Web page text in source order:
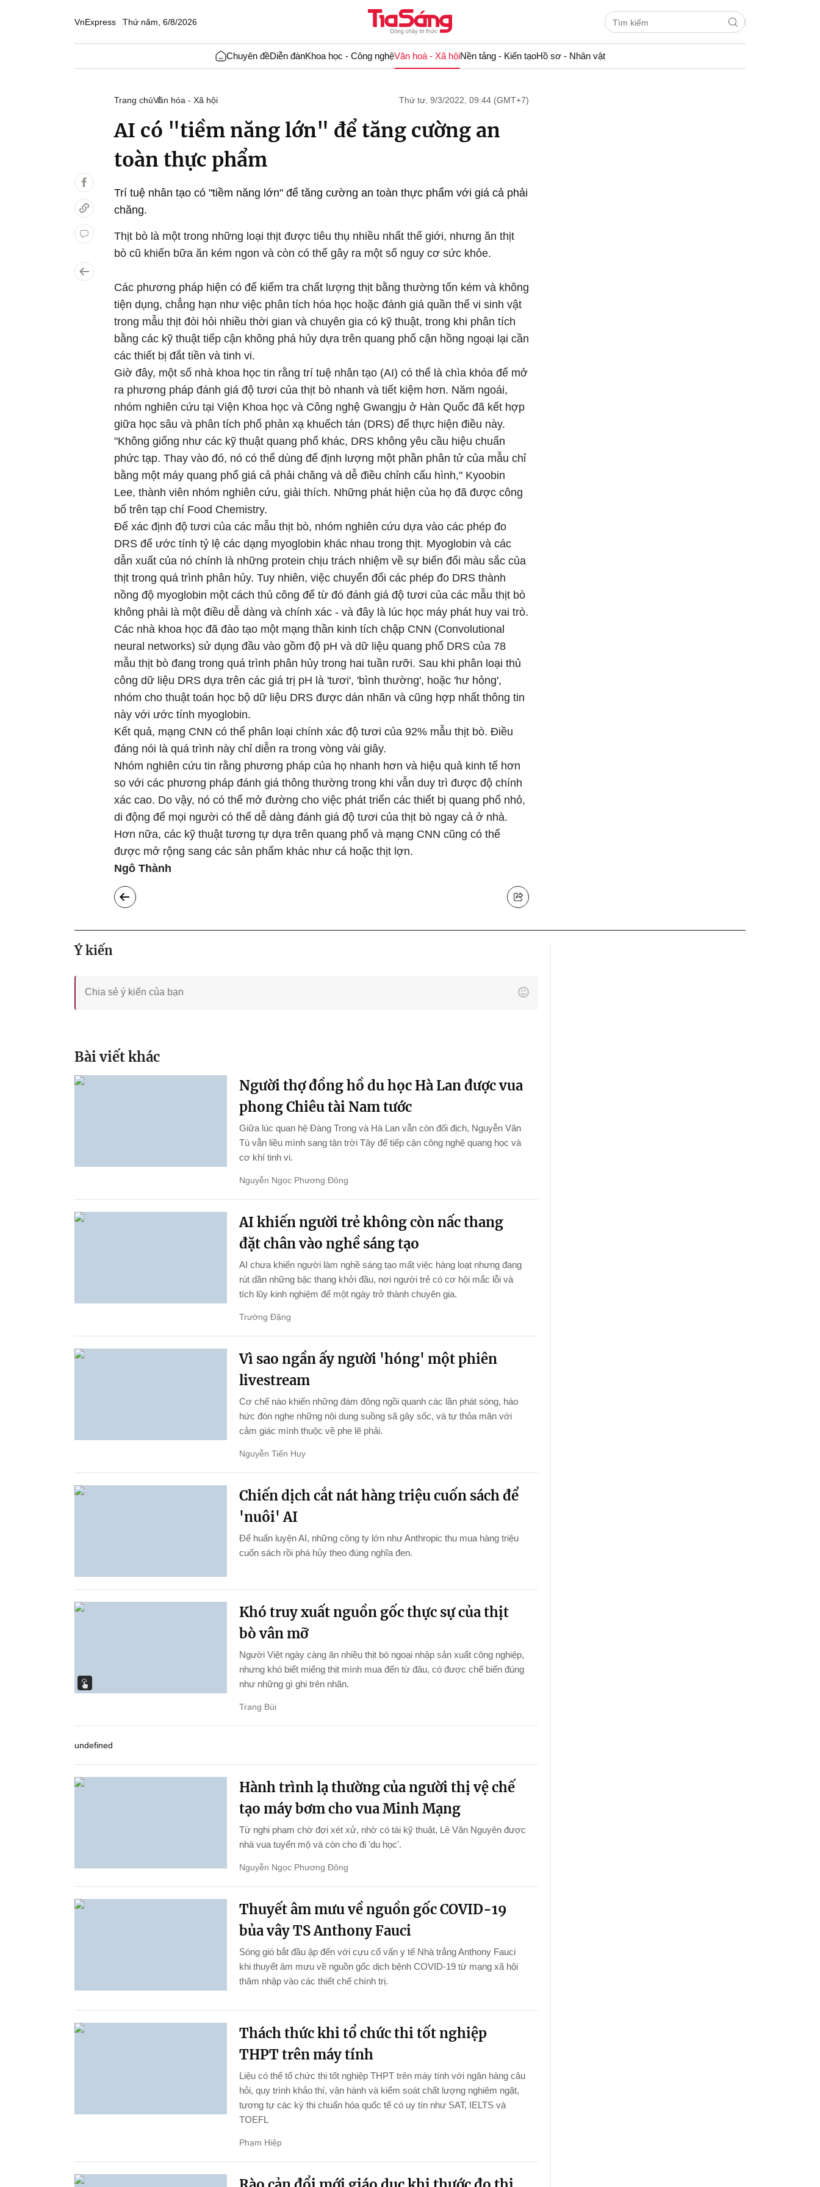
VnExpress Thứ năm, 6/8/2026
Chuyên đềDiễn đànKhoa học - Công nghệVăn hoá - Xã hộiNền tảng - Kiến tạoHồ sơ - Nhân vật
Trang chủVăn hóa - Xã hội Thứ tư, 9/3/2022, 09:44 (GMT+7)
AI có "tiềm năng lớn" để tăng cường an
toàn thực phẩm
Trí tuệ nhân tạo có "tiềm năng lớn" để tăng cường an toàn thực phẩm với giá cả phải
chăng.
Thịt bò là một trong những loại thịt được tiêu thụ nhiều nhất thế giới, nhưng ăn thịt
bò cũ khiến bữa ăn kém ngon và còn có thể gây ra một số nguy cơ sức khỏe.
Các phương pháp hiện có để kiểm tra chất lượng thịt bằng thường tốn kém và không
tiện dụng, chẳng hạn như việc phân tích hóa học hoặc đánh giá quần thể vi sinh vật
trong mẫu thịt đòi hỏi nhiều thời gian và chuyên gia có kỹ thuật, trong khi phân tích
bằng các kỹ thuật tiếp cận không phá hủy dựa trên quang phổ cận hồng ngoại lại cần
các thiết bị đắt tiền và tinh vi.
Giờ đây, một số nhà khoa học tin rằng trí tuệ nhân tạo (AI) có thể là chìa khóa để mở
ra phương pháp đánh giá độ tươi của thịt bò nhanh và tiết kiệm hơn. Năm ngoái,
nhóm nghiên cứu tại Viện Khoa học và Công nghệ Gwangju ở Hàn Quốc đã kết hợp
giữa học sâu và phân tích phổ phản xạ khuếch tán (DRS) để thực hiện điều này.
"Không giống như các kỹ thuật quang phổ khác, DRS không yêu cầu hiệu chuẩn
phức tạp. Thay vào đó, nó có thể dùng để định lượng một phần phân tử của mẫu chỉ
bằng một máy quang phổ giá cả phải chăng và dễ điều chỉnh cấu hình," Kyoobin
Lee, thành viên nhóm nghiên cứu, giải thích. Những phát hiện của họ đã được công
bố trên tạp chí Food Chemistry.
Để xác định độ tươi của các mẫu thịt bò, nhóm nghiên cứu dựa vào các phép đo
DRS để ước tính tỷ lệ các dạng myoglobin khác nhau trong thịt. Myoglobin và các
dẫn xuất của nó chính là những protein chịu trách nhiệm về sự biến đổi màu sắc của
thịt trong quá trình phân hủy. Tuy nhiên, việc chuyển đổi các phép đo DRS thành
nồng độ myoglobin một cách thủ công để từ đó đánh giá độ tươi của các mẫu thịt bò
không phải là một điều dễ dàng và chính xác - và đây là lúc học máy phát huy vai trò.
Các nhà khoa học đã đào tạo một mạng thần kinh tích chập CNN (Convolutional
neural networks) sử dụng đầu vào gồm độ pH và dữ liệu quang phổ DRS của 78
mẫu thịt bò đang trong quá trình phân hủy trong hai tuần rưỡi. Sau khi phân loại thủ
công dữ liệu DRS dựa trên các giá trị pH là 'tươi', 'bình thường', hoặc 'hư hỏng',
nhóm cho thuật toán học bộ dữ liệu DRS được dán nhãn và cũng hợp nhất thông tin
này với ước tính myoglobin.
Kết quả, mạng CNN có thể phân loại chính xác độ tươi của 92% mẫu thịt bò. Điều
đáng nói là quá trình này chỉ diễn ra trong vòng vài giây.
Nhóm nghiên cứu tin rằng phương pháp của họ nhanh hơn và hiệu quả kinh tế hơn
so với các phương pháp đánh giá thông thường trong khi vẫn duy trì được độ chính
xác cao. Do vậy, nó có thể mở đường cho việc phát triển các thiết bị quang phổ nhỏ,
di động để mọi người có thể dễ dàng đánh giá độ tươi của thịt bò ngay cả ở nhà.
Hơn nữa, các kỹ thuật tương tự dựa trên quang phổ và mạng CNN cũng có thể
được mở rộng sang các sản phẩm khác như cá hoặc thịt lợn.
Ngô Thành
Ý kiến
Bài viết khác
Người thợ đồng hồ du học Hà Lan được vua
phong Chiêu tài Nam tước
Giữa lúc quan hệ Đàng Trong và Hà Lan vẫn còn đối địch, Nguyễn Văn
Tú vẫn liều mình sang tận trời Tây để tiếp cận công nghệ quang học và
cơ khí tinh vi.
Nguyễn Ngọc Phương Đông
AI khiến người trẻ không còn nấc thang
đặt chân vào nghề sáng tạo
AI chưa khiến người làm nghề sáng tạo mất việc hàng loạt nhưng đang
rút dần những bậc thang khởi đầu, nơi người trẻ có cơ hội mắc lỗi và
tích lũy kinh nghiệm để một ngày trở thành chuyên gia.
Trường Đặng
Vì sao ngần ấy người 'hóng' một phiên
livestream
Cơ chế nào khiến những đám đông ngồi quanh các lần phát sóng, háo
hức đón nghe những nội dung suồng sã gây sốc, và tự thỏa mãn với
cảm giác mình thuộc về phe lẽ phải.
Nguyễn Tiến Huy
Chiến dịch cắt nát hàng triệu cuốn sách để
'nuôi' AI
Để huấn luyện AI, những công ty lớn như Anthropic thu mua hàng triệu
cuốn sách rồi phá hủy theo đúng nghĩa đen.
Khó truy xuất nguồn gốc thực sự của thịt
bò vân mỡ
Người Việt ngày càng ăn nhiều thịt bò ngoại nhập sản xuất công nghiệp,
nhưng khó biết miếng thịt mình mua đến từ đâu, có được chế biến đúng
như những gì ghi trên nhãn.
Trang Bùi
undefined
Hành trình lạ thường của người thị vệ chế
tạo máy bơm cho vua Minh Mạng
Từ nghi phạm chờ đợi xét xử, nhờ có tài kỹ thuật, Lê Văn Nguyên được
nhà vua tuyển mộ và còn cho đi 'du học'.
Nguyễn Ngọc Phương Đông
Thuyết âm mưu về nguồn gốc COVID-19
bủa vây TS Anthony Fauci
Sóng gió bắt đầu ập đến với cựu cố vấn y tế Nhà trắng Anthony Fauci
khi thuyết âm mưu về nguồn gốc dịch bệnh COVID-19 từ mạng xã hội
thâm nhập vào các thiết chế chính trị.
Thách thức khi tổ chức thi tốt nghiệp
THPT trên máy tính
Liệu có thể tổ chức thi tốt nghiệp THPT trên máy tính với ngân hàng câu
hỏi, quy trình khảo thí, vận hành và kiểm soát chất lượng nghiêm ngặt,
tương tự các kỳ thi chuẩn hóa quốc tế có uy tín như SAT, IELTS và
TOEFL
Phạm Hiệp